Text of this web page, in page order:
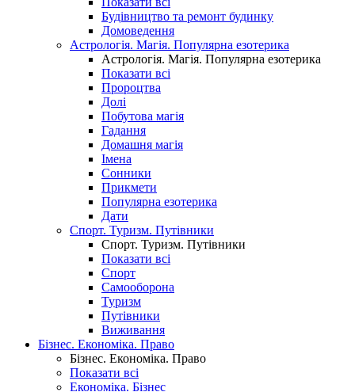
Будівництво та ремонт будинку
Домоведення
Астрологія. Магія. Популярна езотерика
Астрологія. Магія. Популярна езотерика
Показати всі
Пророцтва
Долі
Побутова магія
Гадання
Домашня магія
Імена
Сонники
Прикмети
Популярна езотерика
Дати
Спорт. Туризм. Путівники
Спорт. Туризм. Путівники
Показати всі
Спорт
Самооборона
Туризм
Путівники
Виживання
Бізнес. Економіка. Право
Бізнес. Економіка. Право
Показати всі
Економіка. Бізнес